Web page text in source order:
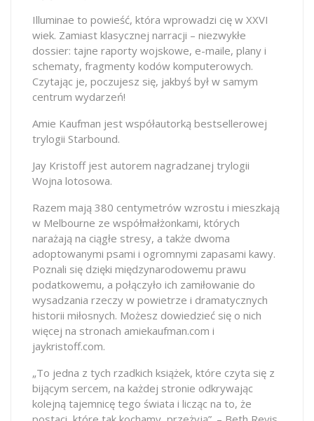
Illuminae to powieść, która wprowadzi cię w XXVI
wiek. Zamiast klasycznej narracji – niezwykłe
dossier: tajne raporty wojskowe, e-maile, plany i
schematy, fragmenty kodów komputerowych.
Czytając je, poczujesz się, jakbyś był w samym
centrum wydarzeń!
Amie Kaufman jest współautorką bestsellerowej
trylogii Starbound.
Jay Kristoff jest autorem nagradzanej trylogii
Wojna lotosowa.
Razem mają 380 centymetrów wzrostu i mieszkają
w Melbourne ze współmałżonkami, których
narażają na ciągłe stresy, a także dwoma
adoptowanymi psami i ogromnymi zapasami kawy.
Poznali się dzięki międzynarodowemu prawu
podatkowemu, a połączyło ich zamiłowanie do
wysadzania rzeczy w powietrze i dramatycznych
historii miłosnych. Możesz dowiedzieć się o nich
więcej na stronach amiekaufman.com i
jaykristoff.com.
„To jedna z tych rzadkich książek, które czyta się z
bijącym sercem, na każdej stronie odkrywając
kolejną tajemnicę tego świata i licząc na to, że